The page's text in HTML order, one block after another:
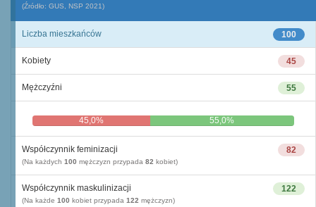
(Źródło: GUS, NSP 2021)
100
Liczba mieszkańców
45
Kobiety
55
Mężczyźni
45,0% 55,0%
82
Współczynnik feminizacji
(Na każdych 100 mężczyzn przypada 82 kobiet)
122
Współczynnik maskulinizacji
(Na każde 100 kobiet przypada 122 mężczyzn)